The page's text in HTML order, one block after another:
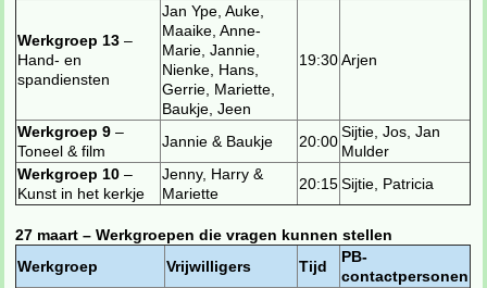
Werkgroep 13 –
Hand- en
spandiensten
Jan Ype, Auke,
Maaike, Anne-
Marie, Jannie,
Nienke, Hans,
Gerrie, Mariette,
Baukje, Jeen
19:30 Arjen
Werkgroep 9 –
Toneel & film
Jannie & Baukje 20:00
Sijtie, Jos, Jan
Mulder
Werkgroep 10 –
Kunst in het kerkje
Jenny, Harry &
Mariette
20:15 Sijtie, Patricia
27 maart – Werkgroepen die vragen kunnen stellen
Werkgroep
Vrijwilligers Tijd
PB-
contactpersonen